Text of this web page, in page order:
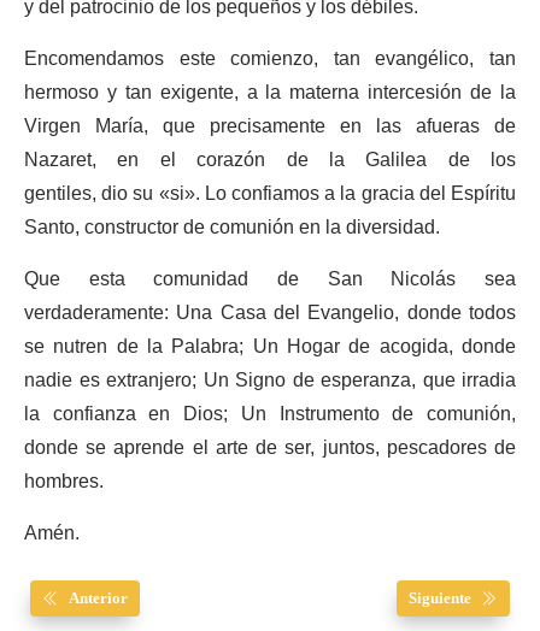
Encomendamos este comienzo, tan evangélico, tan
hermoso y tan exigente, a la materna intercesión de la
Virgen María, que precisamente en las afueras de
Nazaret, en el corazón de la Galilea de los
gentiles, dio su «si». Lo confiamos a la gracia del Espíritu
Santo, constructor de comunión en la diversidad.
Que esta comunidad de San Nicolás sea
verdaderamente: Una Casa del Evangelio, donde todos
se nutren de la Palabra; Un Hogar de acogida, donde
nadie es extranjero; Un Signo de esperanza, que irradia
la confianza en Dios; Un Instrumento de comunión,
donde se aprende el arte de ser, juntos, pescadores de
hombres.
Amén.
Anterior Siguiente